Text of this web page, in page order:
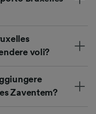
voli?
Zaventem?